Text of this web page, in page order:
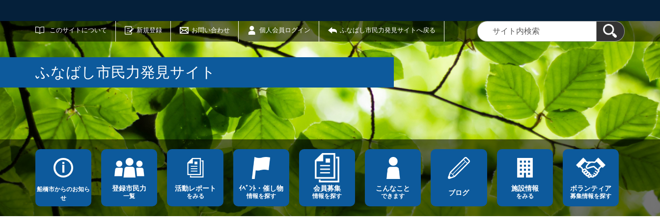
このサイトについて 新規登録 お問い合わせ 個人会員ログイン ふなばし市民力発見サイトへ戻る
サイト内検索
ふなばし市民力発見サイト
船橋市からのお知ら
せ
登録市民力
一覧
活動レポート
をみる
ｲﾍﾞﾝﾄ・催し物
情報を探す
会員募集
情報を探す
こんなこと
できます ブログ
施設情報
をみる
ボランティア
募集情報を探す